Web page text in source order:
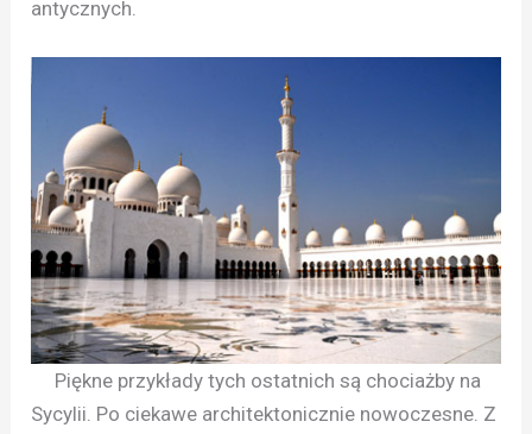
antycznych.
Piękne przykłady tych ostatnich są chociażby na
Sycylii. Po ciekawe architektonicznie nowoczesne. Z